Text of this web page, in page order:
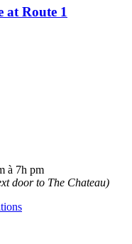
Route 1
à 7h pm
door to The Chateau)